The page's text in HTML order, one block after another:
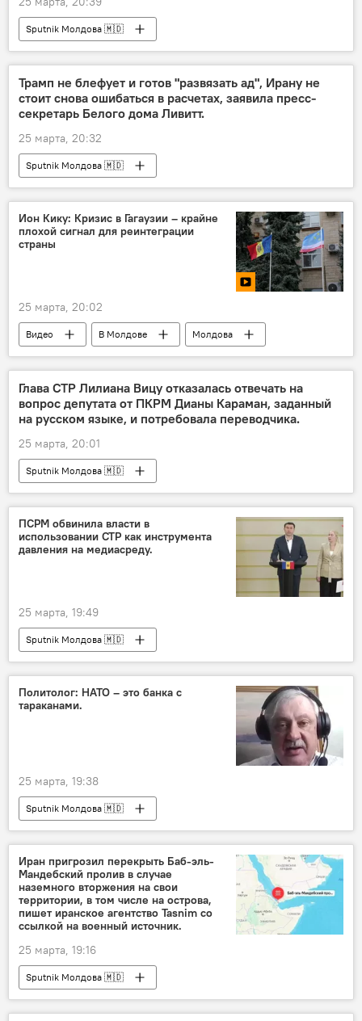
Sputnik Молдова 🇲🇩
Трамп не блефует и готов "развязать ад", Ирану не
стоит снова ошибаться в расчетах, заявила пресс-
секретарь Белого дома Ливитт.
25 марта, 20:32
Sputnik Молдова 🇲🇩
Ион Кику: Кризис в Гагаузии – крайне
плохой сигнал для реинтеграции
страны
25 марта, 20:02
Видео В Молдове
Молдова
Ион Кику
Режим ЧП
цены на топливо
Глава СТР Лилиана Вицу отказалась отвечать на
вопрос депутата от ПКРМ Дианы Караман, заданный
на русском языке, и потребовала переводчика.
25 марта, 20:01
Sputnik Молдова 🇲🇩
ПСРМ обвинила власти в
использовании СТР как инструмента
давления на медиасреду.
25 марта, 19:49
Sputnik Молдова 🇲🇩
Политолог: НАТО – это банка с
тараканами.
25 марта, 19:38
Sputnik Молдова 🇲🇩
Иран пригрозил перекрыть Баб-эль-
Мандебский пролив в случае
наземного вторжения на свои
территории, в том числе на острова,
пишет иранское агентство Tasnim со
ссылкой на военный источник.
25 марта, 19:16
Sputnik Молдова 🇲🇩